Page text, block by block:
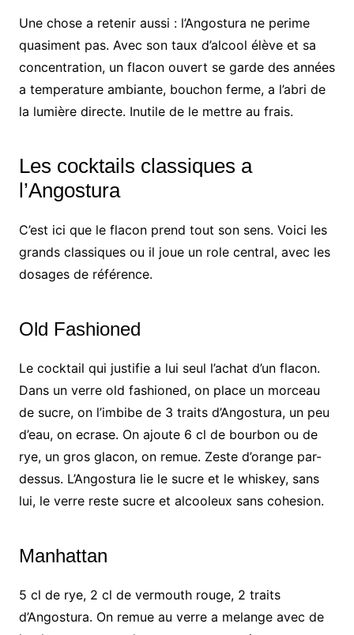
Une chose a retenir aussi : l’Angostura ne perime
quasiment pas. Avec son taux d’alcool élève et sa
concentration, un flacon ouvert se garde des années
a temperature ambiante, bouchon ferme, a l’abri de
la lumière directe. Inutile de le mettre au frais.
Les cocktails classiques a
l’Angostura
C’est ici que le flacon prend tout son sens. Voici les
grands classiques ou il joue un role central, avec les
dosages de référence.
Old Fashioned
Le cocktail qui justifie a lui seul l’achat d’un flacon.
Dans un verre old fashioned, on place un morceau
de sucre, on l’imbibe de 3 traits d’Angostura, un peu
d’eau, on ecrase. On ajoute 6 cl de bourbon ou de
rye, un gros glacon, on remue. Zeste d’orange par-
dessus. L’Angostura lie le sucre et le whiskey, sans
lui, le verre reste sucre et alcooleux sans cohesion.
Manhattan
5 cl de rye, 2 cl de vermouth rouge, 2 traits
d’Angostura. On remue au verre a melange avec de